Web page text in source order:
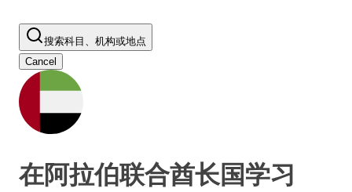
搜索科目、机构或地点
Cancel
在阿拉伯联合酋长国学习